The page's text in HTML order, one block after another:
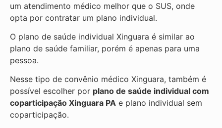
um atendimento médico melhor que o SUS, onde
opta por contratar um plano individual.
O plano de saúde individual Xinguara é similar ao
plano de saúde familiar, porém é apenas para uma
pessoa.
Nesse tipo de convênio médico Xinguara, também é
possível escolher por plano de saúde individual com
coparticipação Xinguara PA e plano individual sem
coparticipação.